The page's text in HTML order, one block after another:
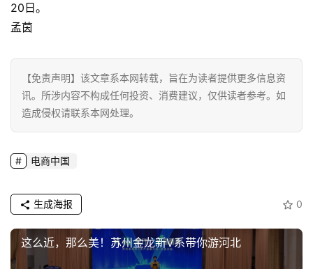
教
育
题
·
能
源
20日。
孟茵
【免责声明】该文章系本网转载，旨在为读者提供更多信息资
讯。所涉内容不构成任何投资、消费建议，仅供读者参考。如
造成侵权请联系本网处理。
电商中国
0
生成海报
这么近，那么美！苏州金龙新V系带你游河北